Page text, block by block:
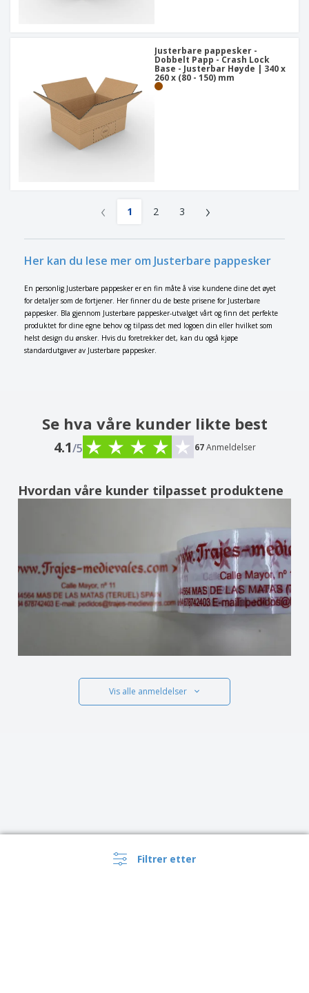
Filtrer etter
Justerbare pappesker -
Dobbelt Papp - Crash Lock
Base - Justerbar Høyde | 340 x
260 x (80 - 150) mm
‹ 1 2 3 ›
Her kan du lese mer om Justerbare pappesker
En personlig Justerbare pappesker er en fin måte å vise kundene dine det øyet
for detaljer som de fortjener. Her finner du de beste prisene for Justerbare
pappesker. Bla gjennom Justerbare pappesker-utvalget vårt og finn det perfekte
produktet for dine egne behov og tilpass det med logoen din eller hvilket som
helst design du ønsker. Hvis du foretrekker det, kan du også kjøpe
standardutgaver av Justerbare pappesker.
Se hva våre kunder likte best
4.1/5 67 Anmeldelser
Hvordan våre kunder tilpasset produktene
Vis alle anmeldelser